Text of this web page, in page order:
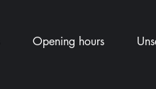
Opening hours